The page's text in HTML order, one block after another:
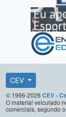
CEV
© 1996-2026 CEV -
O material veiculado
comerciais, segundo